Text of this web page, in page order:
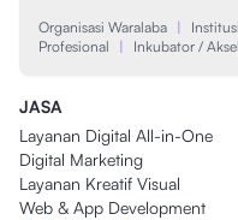
Organisasi Waralaba |
Profesional
| Inkubator /
JASA
Layanan Digital All-in-One
Digital Marketing
Layanan Kreatif Visual
Web & App Development